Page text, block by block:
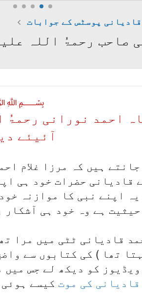
پوسٹس کے جوابات
صاحب رحمۃُ اللہ
احمد نورانی
آئیئے
ہیں کہ مرزا غلام
قادیانی حضرات خود ہی
اپنے نبی کا موازنہ
ہے وہ خود ہی آشکار
قادیانی ٹٹی میں مرا
تھا ) کی کتابوں سے
کو دیکھ لے جس
قادیانی کی موت کیسے